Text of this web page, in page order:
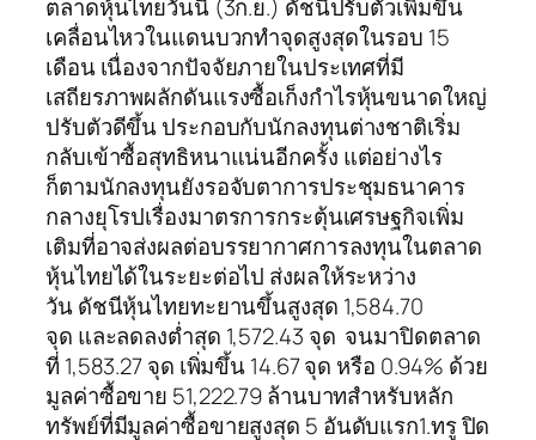
ตลาดหุ้นไทยวันนี้ (3ก.ย.) ดัชนีปรับตัวเพิ่มขึ้น
เคลื่อนไหวในแดนบวกทำจุดสูงสุดในรอบ 15
เดือน เนื่องจากปัจจัยภายในประเทศที่มี
เสถียรภาพผลักดันแรงซื้อเก็งกำไรหุ้นขนาดใหญ่
ปรับตัวดีขึ้น ประกอบกับนักลงทุนต่างชาติเริ่ม
กลับเข้าซื้อสุทธิหนาแน่นอีกครั้ง แต่อย่างไร
ก็ตามนักลงทุนยังรอจับตาการประชุมธนาคาร
กลางยุโรปเรื่องมาตรการกระตุ้นเศรษฐกิจเพิ่ม
เติมที่อาจส่งผลต่อบรรยากาศการลงทุนในตลาด
หุ้นไทยได้ในระยะต่อไป ส่งผลให้ระหว่าง
วัน ดัชนีหุ้นไทยทะยานขึ้นสูงสุด 1,584.70
จุด และลดลงต่ำสุด 1,572.43 จุด จนมาปิดตลาด
ที่ 1,583.27 จุด เพิ่มขึ้น 14.67 จุด หรือ 0.94% ด้วย
มูลค่าซื้อขาย 51,222.79 ล้านบาทสำหรับหลัก
ทรัพย์ที่มีมูลค่าซื้อขายสูงสุด 5 อันดับแรก1.ทรู ปิด